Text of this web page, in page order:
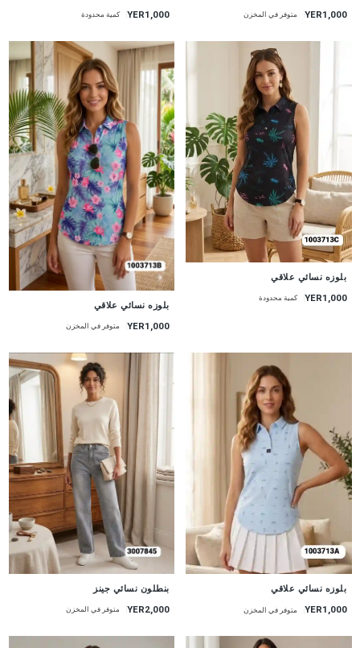
YER1,000 متوفر في المخزن YER1,000 كمية محدودة
بلوزه نسائي علاقي
YER1,000 كمية محدودة
بلوزه نسائي علاقي
YER1,000 متوفر في المخزن
بلوزه نسائي علاقي
YER1,000 متوفر في المخزن
بنطلون نسائي جينز
YER2,000 متوفر في المخزن